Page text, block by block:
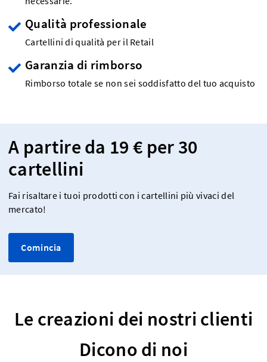
Qualità professionale
Cartellini di qualità per il Retail
Garanzia di rimborso
Rimborso totale se non sei soddisfatto del tuo acquisto
A partire da 19 € per 30
cartellini
Fai risaltare i tuoi prodotti con i cartellini più vivaci del
mercato!
Comincia
Le creazioni dei nostri clienti
Dicono di noi